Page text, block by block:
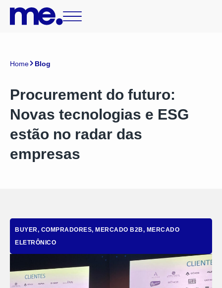
Home Blog
Procurement do futuro:
Novas tecnologias e ESG
estão no radar das
empresas
BUYER, COMPRADORES, MERCADO B2B, MERCADO
ELETRÔNICO